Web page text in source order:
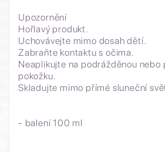
Upozornění
Hořlavý produkt.
Uchovávejte mimo dosah dětí.
Zabraňte kontaktu s očima.
Neaplikujte na podrážděnou nebo
pokožku.
Skladujte mimo přímé sluneční
- balení 100 ml